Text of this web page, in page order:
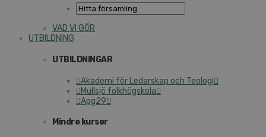
VAD VI GÖR
UTBILDNING
UTBILDNINGAR
Akademi för Ledarskap och Teologi
Mullsjö folkhögskola
Apg29
Mindre kurser